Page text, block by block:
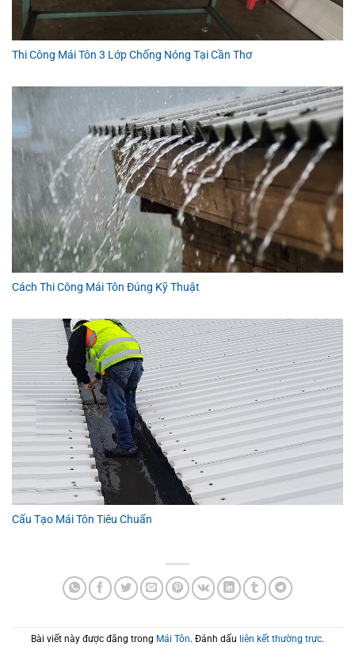
Thi Công Mái Tôn 3 Lớp Chống Nóng Tại Cần Thơ
Cách Thi Công Mái Tôn Đúng Kỹ Thuật
Cấu Tạo Mái Tôn Tiêu Chuẩn
Bài viết này được đăng trong Mái Tôn. Đánh dấu liên kết thường trực.